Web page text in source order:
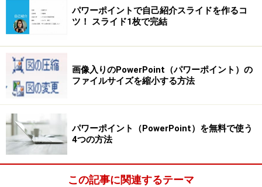
箇条書きの先頭文字をぴったり揃えて右にずらす
プレースホルダに入力した箇条書きの先頭文字を少
トマーカー」を使います。そうすると、複数の箇条
書きの文字数がばらばらでも、先頭文字の位置をぴ
ったり揃えて右にずらすことができます。
※記事内容は執筆時点のものです。最新の内容をご確認くださ
い。
※OSやアプリ、ソフトのバージョンによっては画面表示、操作方
法が異なる可能性があります。
パワーポイントで自己紹介スライドを作るコ
ツ！ スライド1枚で完結
画像入りのPowerPoint（パワーポイント）の
ファイルサイズを縮小する方法
パワーポイント（PowerPoint）を無料で使う
4つの方法
この記事に関連するテーマ